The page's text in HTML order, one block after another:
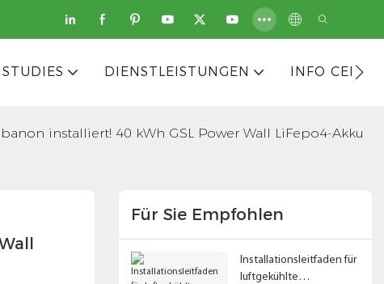
DIENSTLEISTUNGEN INFO
installiert! 40 kWh GSL Power Wall LiFepo4-Akku
Für Sie Empfohlen
Installationsleitfaden für
luftgekühlte